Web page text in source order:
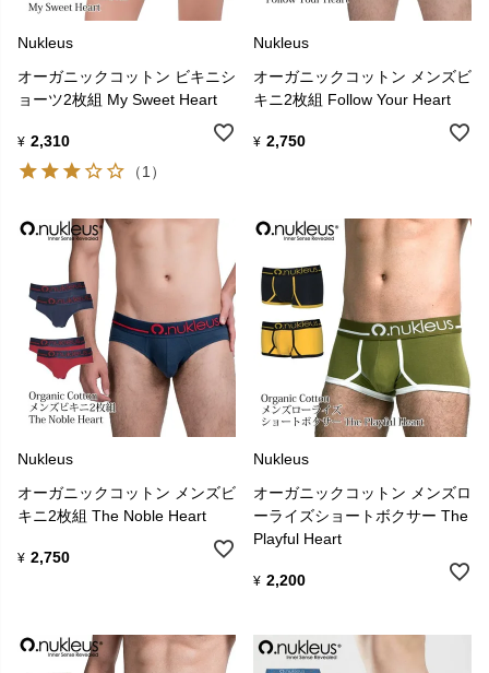
ニュクレスは、革新的で持続可能な生産方法で、オーガニックコッ
トン、テンセル、オーガニックバンブー（竹）などの環境にやさし
消費者、地球、そして生産チェーンに関わる人々に健康的で持続可
能なファッションを提供することです。 そのため、ファッションだ
けでなく持続可能性もブランドのDNAだと考えています。
Nukleus
オーガニックコットン ビキニシ
ョーツ2枚組 My Sweet Heart
¥ 2,310
（1）
Nukleus
オーガニックコットン メンズビ
キニ2枚組 Follow Your Heart
¥ 2,750
Nukleus
オーガニックコットン メンズビ
キニ2枚組 The Noble Heart
¥ 2,750
Nukleus
オーガニックコットン メンズロ
ーライズショートボクサー The
Playful Heart
¥ 2,200